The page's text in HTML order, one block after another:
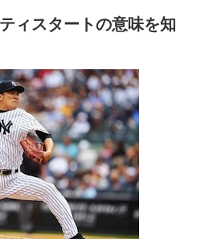
ィスタートの意味を知